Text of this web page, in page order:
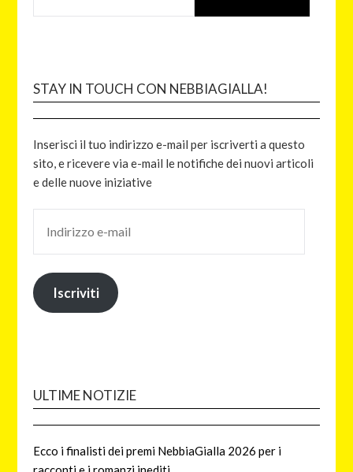
STAY IN TOUCH CON NEBBIAGIALLA!
Inserisci il tuo indirizzo e-mail per iscriverti a questo
sito, e ricevere via e-mail le notifiche dei nuovi articoli
e delle nuove iniziative
Iscriviti
ULTIME NOTIZIE
Ecco i finalisti dei premi NebbiaGialla 2026 per i